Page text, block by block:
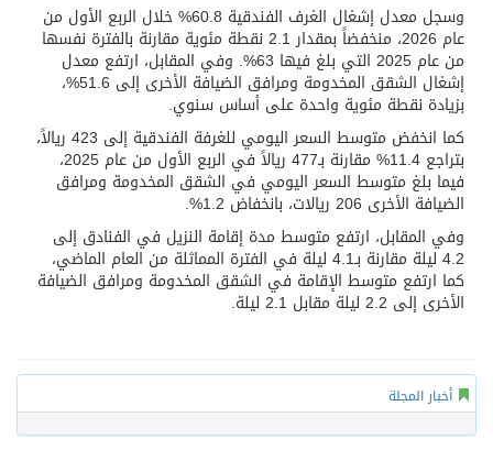
وسجل معدل إشغال الغرف الفندقية 60.8% خلال الربع الأول من
عام 2026، منخفضاً بمقدار 2.1 نقطة مئوية مقارنة بالفترة نفسها
من عام 2025 التي بلغ فيها 63%. وفي المقابل، ارتفع معدل
إشغال الشقق المخدومة ومرافق الضيافة الأخرى إلى 51.6%،
بزيادة نقطة مئوية واحدة على أساس سنوي.
كما انخفض متوسط السعر اليومي للغرفة الفندقية إلى 423 ريالاً،
بتراجع 11.4% مقارنة بـ477 ريالاً في الربع الأول من عام 2025،
فيما بلغ متوسط السعر اليومي في الشقق المخدومة ومرافق
الضيافة الأخرى 206 ريالات، بانخفاض 1.2%.
وفي المقابل، ارتفع متوسط مدة إقامة النزيل في الفنادق إلى
4.2 ليلة مقارنة بـ4.1 ليلة في الفترة المماثلة من العام الماضي،
كما ارتفع متوسط الإقامة في الشقق المخدومة ومرافق الضيافة
الأخرى إلى 2.2 ليلة مقابل 2.1 ليلة.
أخبار المجلة